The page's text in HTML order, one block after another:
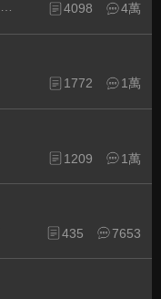
4098 4萬
1772 1萬
1209 1萬
435 7653